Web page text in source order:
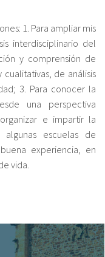
1. Para ampliar mis
interdisciplinario del
y comprensión de
de análisis
3. Para conocer la
una perspectiva
e impartir la
escuelas de
experiencia, en
vida.